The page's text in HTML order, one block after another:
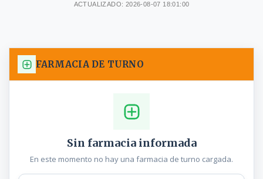
ACTUALIZADO: 2026-08-07 18:01:00
FARMACIA DE TURNO
Sin farmacia informada
En este momento no hay una farmacia de turno cargada.